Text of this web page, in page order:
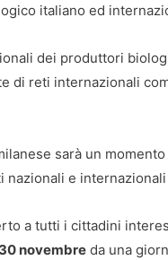
italiano ed
dei produttori
di reti internazionali
sarà un
nazionali e
a tutti i cittadini
30 novembre da una